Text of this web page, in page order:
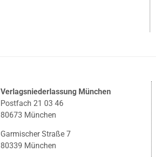
Verlagsniederlassung München
Postfach 21 03 46
80673 München
Garmischer Straße 7
80339 München